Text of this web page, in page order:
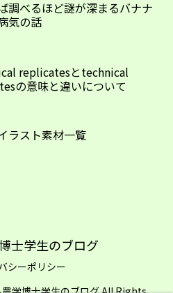
調べるほど謎が深まるバナナ
気の話
replicatesとtechnical
の意味と違いについて
ラスト素材一覧
士学生のブログ
シーポリシー